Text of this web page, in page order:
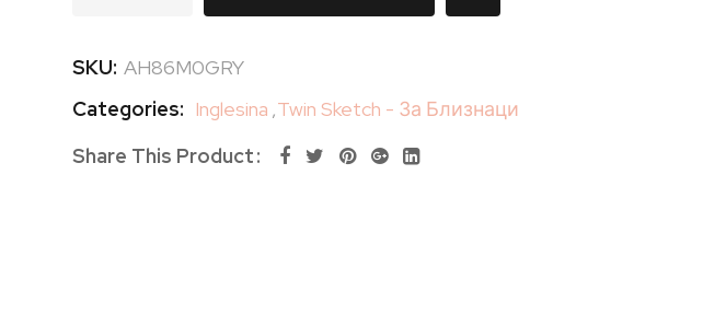
SKU: AH86M0GRY
Categories: Inglesina ,Twin Sketch - За Близнаци
Share This Product